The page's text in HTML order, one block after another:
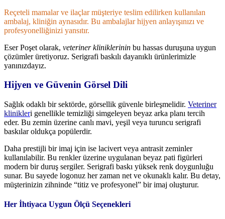
Reçeteli mamalar ve ilaçlar müşteriye teslim edilirken kullanılan
ambalaj, kliniğin aynasıdır. Bu ambalajlar hijyen anlayışınızı ve
profesyonelliğinizi yansıtır.
Eser Poşet olarak, veteriner kliniklerinin bu hassas duruşuna uygun
çözümler üretiyoruz. Serigrafi baskılı dayanıklı ürünlerimizle
yanınızdayız.
Hijyen ve Güvenin Görsel Dili
Sağlık odaklı bir sektörde, görsellik güvenle birleşmelidir. Veteriner
klinikleri genellikle temizliği simgeleyen beyaz arka planı tercih
eder. Bu zemin üzerine canlı mavi, yeşil veya turuncu serigrafi
baskılar oldukça popülerdir.
Daha prestijli bir imaj için ise lacivert veya antrasit zeminler
kullanılabilir. Bu renkler üzerine uygulanan beyaz pati figürleri
modern bir duruş sergiler. Serigrafi baskı yüksek renk doygunluğu
sunar. Bu sayede logonuz her zaman net ve okunaklı kalır. Bu detay,
müşterinizin zihninde “titiz ve profesyonel” bir imaj oluşturur.
Her İhtiyaca Uygun Ölçü Seçenekleri